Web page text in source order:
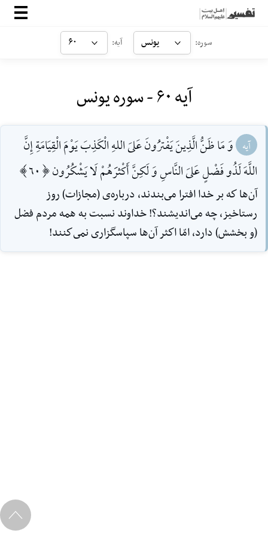
صفحه‌اصلی
ارتباط با ما
سوره: یونس آیه: ۶۰
آیه ۶۰ - سوره یونس
آیه وَ مَا ظَنُّ الَّذِينَ يَفْترَُونَ عَلىَ اللهِ الْكَذِبَ يَوْمَ الْقِيَامَةِ إِنَّ
اللَّهَ لَذُو فَضْلٍ عَلىَ النَّاسِ وَ لَكِنَّ أَكْثرََهُمْ لَا يَشْكُرُون [60]
آن‌ها كه بر خدا افترا مى‌بندند، درباره‌ی (مجازات) روز
رستاخيز، چه مى‌انديشند؟! خداوند نسبت به همه مردم فضل
(و بخشش) دارد، امّا اكثر آن‌ها سپاسگزارى نمى‌كنند!